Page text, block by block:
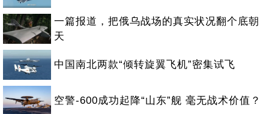
一篇报道，把俄乌战场的真实状况翻个底朝
天
中国南北两款“倾转旋翼飞机”密集试飞
空警-600成功起降“山东”舰 毫无战术价值？